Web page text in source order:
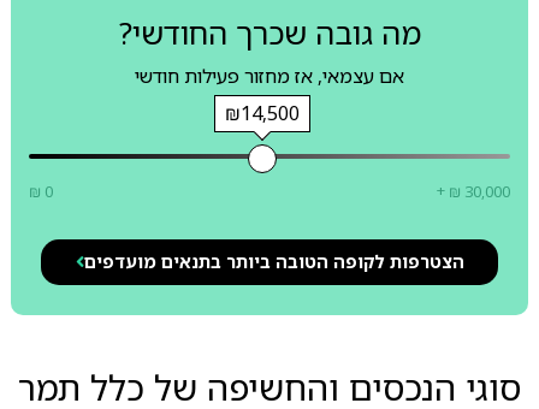
מה גובה שכרך החודשי?
אם עצמאי, אז מחזור פעילות חודשי
₪14,500
₪ 0 + ₪ 30,000
הצטרפות לקופה הטובה ביותר בתנאים מועדפים
סוגי הנכסים והחשיפה של כלל תמר